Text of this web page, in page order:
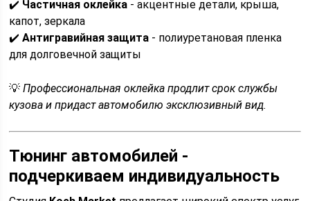
✔️ Частичная оклейка - акцентные детали, крыша,
капот, зеркала
✔️Антигравийная защита - полиуретановая пленка
для долговечной защиты
💡Профессиональная оклейка продлит срок службы
кузова и придаст автомобилю эксклюзивный вид.
Тюнинг автомобилей -
подчеркиваем индивидуальность